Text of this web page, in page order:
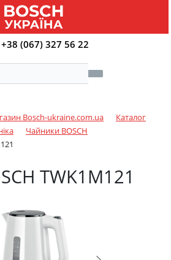
+38 (067) 327 56 22
Bosch-ukraine.com.ua
Каталог
Чайники BOSCH
TWK1M121